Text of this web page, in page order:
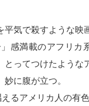
気で殺すような映
感満載のアフリ
ってつけたような
に腹が立つ。
るアメリカ人の有